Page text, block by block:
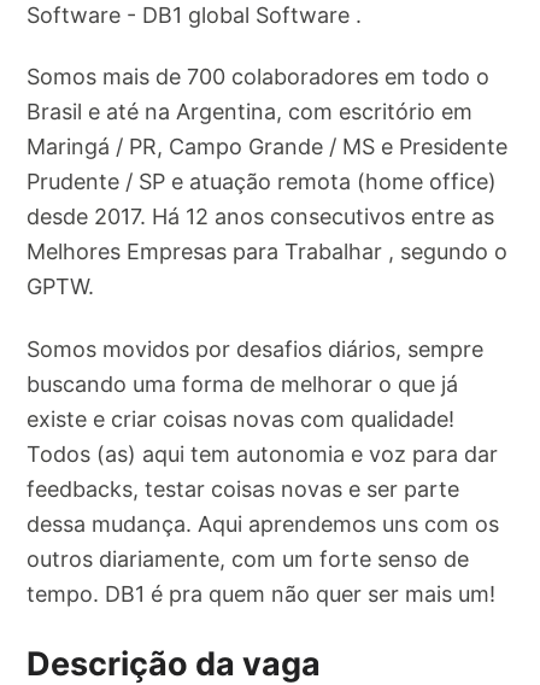
Software - DB1 global Software .
Somos mais de 700 colaboradores em todo o
Brasil e até na Argentina, com escritório em
Maringá / PR, Campo Grande / MS e Presidente
Prudente / SP e atuação remota (home office)
desde 2017. Há 12 anos consecutivos entre as
Melhores Empresas para Trabalhar , segundo o
GPTW.
Somos movidos por desafios diários, sempre
buscando uma forma de melhorar o que já
existe e criar coisas novas com qualidade!
Todos (as) aqui tem autonomia e voz para dar
feedbacks, testar coisas novas e ser parte
dessa mudança. Aqui aprendemos uns com os
outros diariamente, com um forte senso de
tempo. DB1 é pra quem não quer ser mais um!
Descrição da vaga